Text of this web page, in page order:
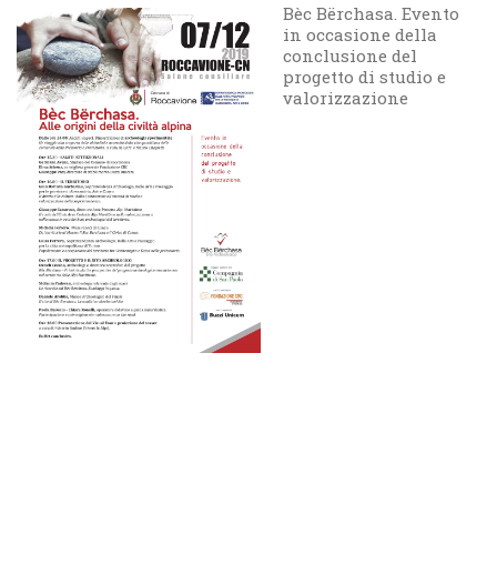
Bèc Bërchasa. Evento
in occasione della
conclusione del
progetto di studio e
valorizzazione